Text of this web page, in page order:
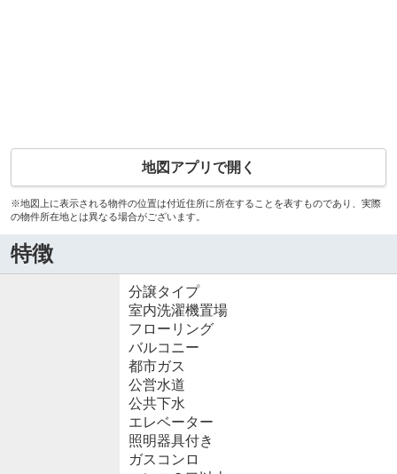
地図アプリで開く
※地図上に表示される物件の位置は付近住所に所在することを表すものであり、実際
の物件所在地とは異なる場合がございます。
特徴
分譲タイプ
室内洗濯機置場
フローリング
バルコニー
都市ガス
公営水道
公共下水
エレベーター
照明器具付き
ガスコンロ